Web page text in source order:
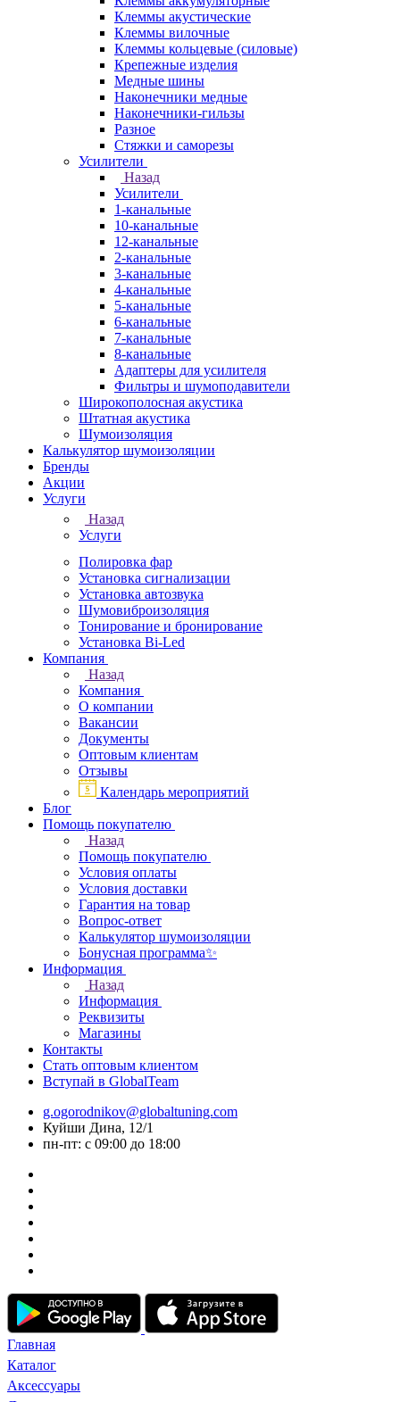
Клеммы акустические
Клеммы вилочные
Клеммы кольцевые (силовые)
Крепежные изделия
Медные шины
Наконечники медные
Наконечники-гильзы
Разное
Стяжки и саморезы
Усилители
Назад
Усилители
1-канальные
10-канальные
12-канальные
2-канальные
3-канальные
4-канальные
5-канальные
6-канальные
7-канальные
8-канальные
Адаптеры для усилителя
Фильтры и шумоподавители
Широкополосная акустика
Штатная акустика
Шумоизоляция
Калькулятор шумоизоляции
Бренды
Акции
Услуги
Назад
Услуги
Полировка фар
Установка сигнализации
Установка автозвука
Шумовиброизоляция
Тонирование и бронирование
Установка Bi-Led
Компания
Назад
Компания
О компании
Вакансии
Документы
Оптовым клиентам
Отзывы
Календарь мероприятий
Блог
Помощь покупателю
Назад
Помощь покупателю
Условия оплаты
Условия доставки
Гарантия на товар
Вопрос-ответ
Калькулятор шумоизоляции
Бонусная программа✨
Информация
Назад
Информация
Реквизиты
Магазины
Контакты
Стать оптовым клиентом
Вступай в GlobalTeam
g.ogorodnikov@globaltuning.com
Куйши Дина, 12/1
пн-пт: с 09:00 до 18:00
Главная
Каталог
Аксессуары